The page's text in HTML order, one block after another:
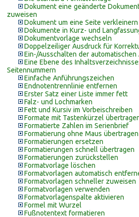
Dokument eine geänderte
zuweisen
Dokument um eine Seite verkleinern
Dokumente in Kurz- und
Dokumentvorlage wechseln
Doppelzeiliger Ausdruck für
Ein-/Ausschalten der automatischen
Eine Ebene des
Seitennummern
Einfache Anführungszeichen
Endnotentrennlinie entfernen
Erster Satz einer Liste immer fett
Falz- und Lochmarken
Fett und Kursiv im Vorbeischreiben
Formate mit Tastenkürzel
Formatierte Zahlen im Serienbrief
Formatierung ohne Maus übertragen
Formatierungen ersetzen
Formatierungen schnell übertragen
Formatierungen zurückstellen
Formatvorlage löschen
Formatvorlagen automatisch
Formatvorlagen schneller zuweisen
Formatvorlagen verwenden
Formatvorlagenspalte aktivieren
Formel mit Wurzel
Fußnotentext formatieren